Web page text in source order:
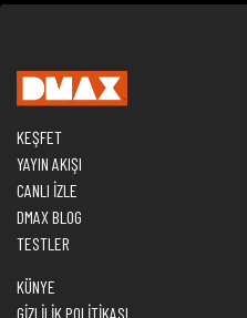
KEŞFET
YAYIN AKIŞI
CANLI İZLE
DMAX BLOG
TESTLER
KÜNYE
GİZLİLİK POLİTİKASI